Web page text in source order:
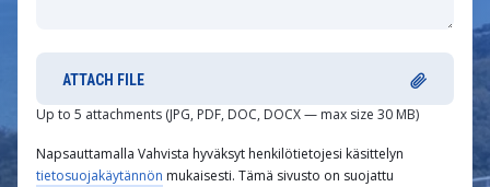
ATTACH FILE
Up to 5 attachments (JPG, PDF, DOC, DOCX — max size 30 MB)
Napsauttamalla Vahvista hyväksyt henkilötietojesi käsittelyn
tietosuojakäytännön mukaisesti. Tämä sivusto on suojattu